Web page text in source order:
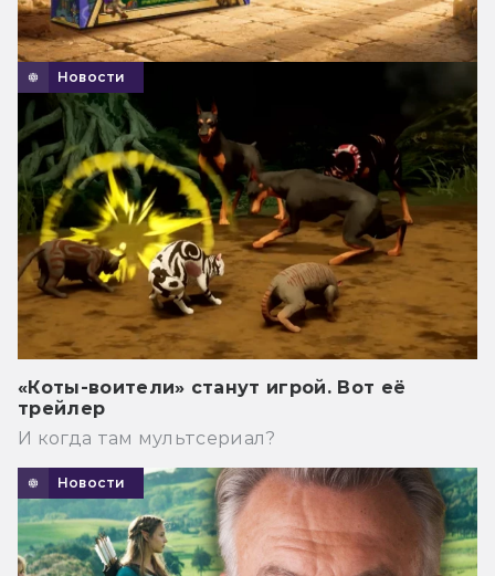
Новости
«Коты-воители» станут игрой. Вот её
трейлер
И когда там мультсериал?
Новости